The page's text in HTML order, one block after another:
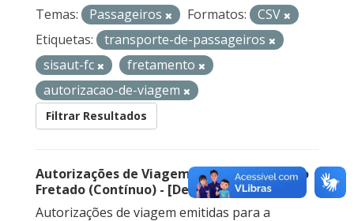
Temas:
Passageiros Formatos:
CSV
Etiquetas:
transporte-de-passageiros
sisaut-fc
fretamento
autorizacao-de-viagem
Filtrar Resultados
Autorizações de Viagem Nacional – Serviço
Fretado (Contínuo) - [Descontinuado]
Autorizações de viagem emitidas para a